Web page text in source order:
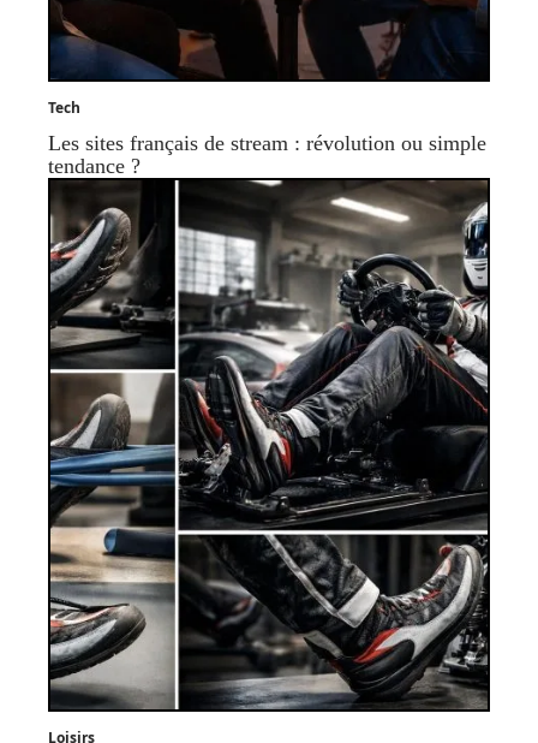
Tech
Les sites français de stream : révolution ou simple
tendance ?
Loisirs